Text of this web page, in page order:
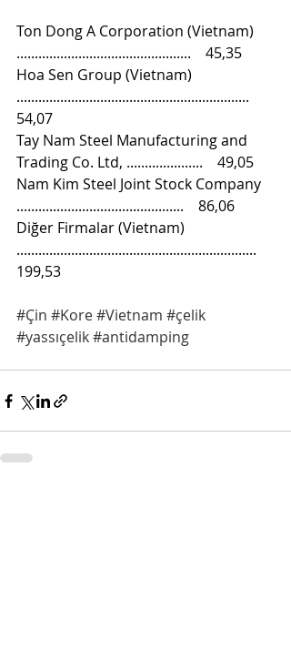
Ton Dong A Corporation (Vietnam)
................................................    45,35
Hoa Sen Group (Vietnam)
................................................................
54,07
Tay Nam Steel Manufacturing and
Trading Co. Ltd, .....................    49,05
Nam Kim Steel Joint Stock Company
..............................................    86,06
Diğer Firmalar (Vietnam)
..................................................................
199,53
#Çin #Kore#Vietnam #çelik
#yassıçelik#antidamping